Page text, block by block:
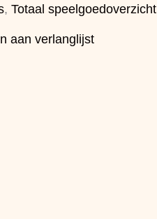
, Totaal speelgoedoverzicht
aan verlanglijst